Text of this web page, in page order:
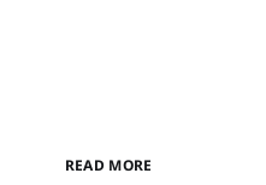
READ MORE